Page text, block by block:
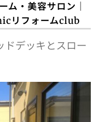
ム・美容サロン｜
リフォームclub
ドデッキとスロー